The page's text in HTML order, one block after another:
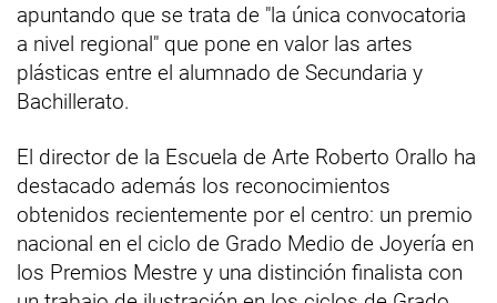
apuntando que se trata de "la única convocatoria
a nivel regional" que pone en valor las artes
plásticas entre el alumnado de Secundaria y
Bachillerato.
El director de la Escuela de Arte Roberto Orallo ha
destacado además los reconocimientos
obtenidos recientemente por el centro: un premio
nacional en el ciclo de Grado Medio de Joyería en
los Premios Mestre y una distinción finalista con